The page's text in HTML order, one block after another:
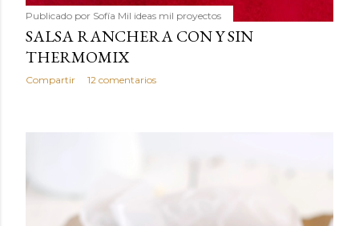
Publicado por Sofía Mil ideas mil proyectos
SALSA RANCHERA CON Y SIN
THERMOMIX
Compartir 12 comentarios